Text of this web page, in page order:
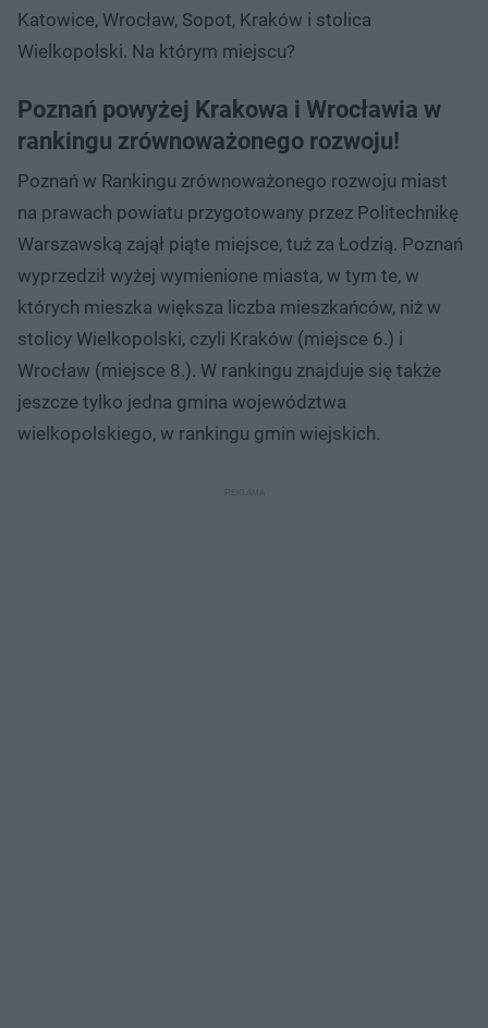
Katowice, Wrocław, Sopot, Kraków i stolica
Wielkopolski. Na którym miejscu?
Poznań powyżej Krakowa i Wrocławia w
rankingu zrównoważonego rozwoju!
Poznań w Rankingu zrównoważonego rozwoju miast
na prawach powiatu przygotowany przez Politechnikę
Warszawską zajął piąte miejsce, tuż za Łodzią. Poznań
wyprzedził wyżej wymienione miasta, w tym te, w
których mieszka większa liczba mieszkańców, niż w
stolicy Wielkopolski, czyli Kraków (miejsce 6.) i
Wrocław (miejsce 8.). W rankingu znajduje się także
jeszcze tylko jedna gmina województwa
wielkopolskiego, w rankingu gmin wiejskich.